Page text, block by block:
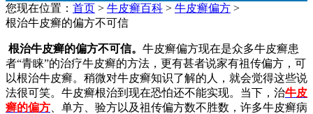
您现在位置： 首页 > 牛皮癣百科 > 牛皮癣偏方 >
根治牛皮癣的偏方不可信
根治牛皮癣的偏方不可信。 牛皮癣偏方现在是众多牛皮癣患
者“青睐”的治疗牛皮癣的方法，更有甚者说家有祖传偏方，可
以根治牛皮癣。稍微对牛皮癣知识了解的人，就会觉得这些说
法很可笑。牛皮癣根治到现在恐怕还不能实现。当下，治牛皮
癣的偏方 、单方、验方以及祖传偏方数不胜数，许多牛皮癣病